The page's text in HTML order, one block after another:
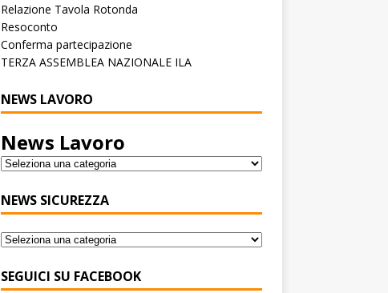
Relazione Tavola Rotonda
Resoconto
Conferma partecipazione
TERZA ASSEMBLEA NAZIONALE ILA
NEWS LAVORO
News Lavoro
NEWS SICUREZZA
SEGUICI SU FACEBOOK